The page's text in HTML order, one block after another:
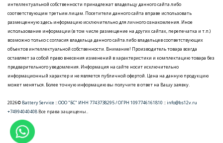
интеллектуальной собственности принадлежат владельцу данного сайта либо
соответствующим третьим лицам. Посетители данного сайта вправе использовать
размещенную здесь информацию исключительно для личного ознакомления. Иное
использование информации (в том числе размещение на других сайтах, перепечатка и т.п.)
возможно только с согласия владельца данного сайта либо владельцев соответствующих
объектов интеллектуальной собственности. Внимание! Производитель товара всегда
оставляет за собой право внесения изменений в характеристики и комплектацию товара без
предварительного уведомления. Информация на сайте носит исключительно
информационный характер и не является публичной офертой. Цена на данную продукцию
может меняться. Более точную информацию вы получите в ответ на Вашу заявку.
2026© Battery Service::ООО "БС" ИНН 7743738295 / ОГРН 1097746161810 ::info@bs12v.ru
+74994040408 Все права защищены..